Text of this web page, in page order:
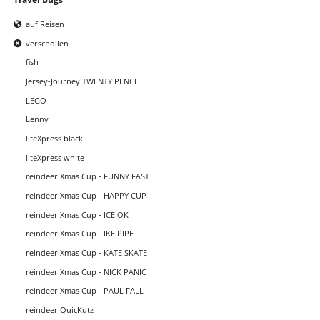
auf Reisen
verschollen
fish
Jersey-Journey TWENTY PENCE
LEGO
Lenny
liteXpress black
liteXpress white
reindeer Xmas Cup - FUNNY FAST
reindeer Xmas Cup - HAPPY CUP
reindeer Xmas Cup - ICE OK
reindeer Xmas Cup - IKE PIPE
reindeer Xmas Cup - KATE SKATE
reindeer Xmas Cup - NICK PANIC
reindeer Xmas Cup - PAUL FALL
reindeer QuicKutz